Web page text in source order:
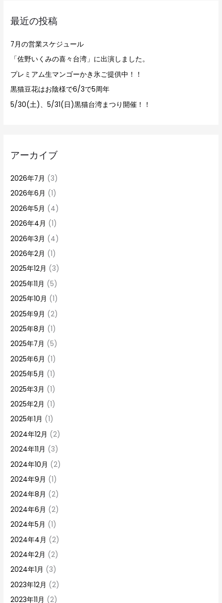
:最近の投稿
7月の営業スケジュール
「佐野いくみの喜々台湾」に出演しました。
プレミアム生マンゴーかき氷ご提供中！！
黒猫豆花はお陰様で6/3で5周年
5/30(土)、5/31(日)黒猫台湾まつり開催！！
アーカイブ
2026年7月 (3)
2026年6月 (1)
2026年5月 (4)
2026年4月 (1)
2026年3月 (4)
2026年2月 (1)
2025年12月 (3)
2025年11月 (5)
2025年10月 (1)
2025年9月 (2)
2025年8月 (1)
2025年7月 (5)
2025年6月 (1)
2025年5月 (1)
2025年3月 (1)
2025年2月 (1)
2025年1月 (1)
2024年12月 (2)
2024年11月 (3)
2024年10月 (2)
2024年9月 (1)
2024年8月 (2)
2024年6月 (2)
2024年5月 (1)
2024年4月 (2)
2024年2月 (2)
2024年1月 (3)
2023年12月 (2)
2023年11月 (2)